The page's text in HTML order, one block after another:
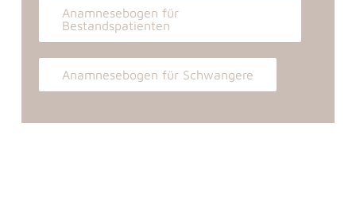
Anamnesebogen für
Bestandspatienten
Anamnesebogen für Schwangere